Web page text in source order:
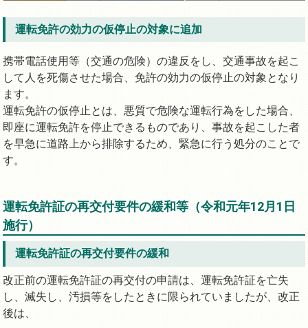
運転免許の効力の仮停止の対象に追加
携帯電話使用等（交通の危険）の違反をし、交通事故を起こ
して人を死傷させた場合、免許の効力の仮停止の対象となり
ます。
運転免許の仮停止とは、悪質で危険な運転行為をした場合、
即座に運転免許を停止できるものであり、事故を起こした者
を早急に道路上から排除するため、緊急に行う処分のことで
す。
運転免許証の再交付要件の緩和等（令和元年12月1日
施行）
運転免許証の再交付要件の緩和
改正前の運転免許証の再交付の申請は、運転免許証を亡失
し、滅失し、汚損等をしたときに限られていましたが、改正
後は、